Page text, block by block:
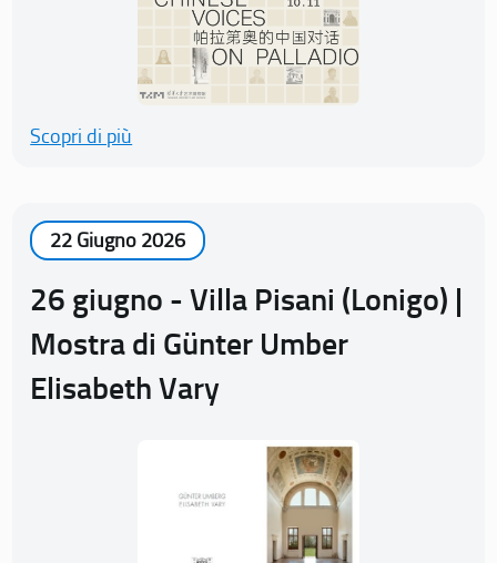
Scopri di più
22 Giugno 2026
26 giugno - Villa Pisani (Lonigo) |
Mostra di Günter Umber
Elisabeth Vary